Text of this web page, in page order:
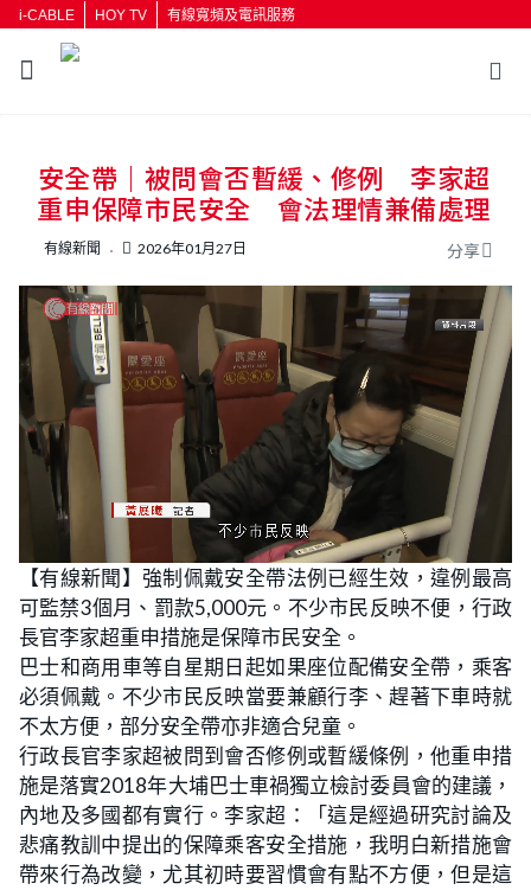
i-CABLE HOY TV 有線寬頻及電訊服務
按輸入鍵開始搜尋
安全帶｜被問會否暫緩、修例 李家超
重申保障市民安全 會法理情兼備處理
有線新聞 2026年01月27日 分享
n
m
t
e
o
a
d
e
d
:
2
7
.
0
3
%
【有線新聞】強制佩戴安全帶法例已經生效，違例最高
可監禁3個月、罰款5,000元。不少市民反映不便，行政
長官李家超重申措施是保障市民安全。
巴士和商用車等自星期日起如果座位配備安全帶，乘客
必須佩戴。不少市民反映當要兼顧行李、趕著下車時就
不太方便，部分安全帶亦非適合兒童。
行政長官李家超被問到會否修例或暫緩條例，他重申措
施是落實2018年大埔巴士車禍獨立檢討委員會的建議，
內地及多國都有實行。李家超：「這是經過研究討論及
悲痛教訓中提出的保障乘客安全措施，我明白新措施會
帶來行為改變，尤其初時要習慣會有點不方便，但是這